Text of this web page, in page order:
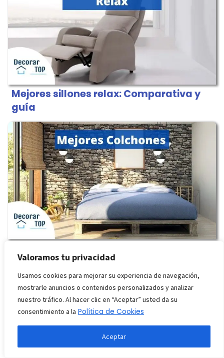
Valoramos tu privacidad
Usamos cookies para mejorar su experiencia de navegación,
mostrarle anuncios o contenidos personalizados y analizar
nuestro tráfico. Al hacer clic en “Aceptar” usted da su
consentimiento a la Política de Cookies
Aceptar
Mejores sillones relax: Comparativa y
guía